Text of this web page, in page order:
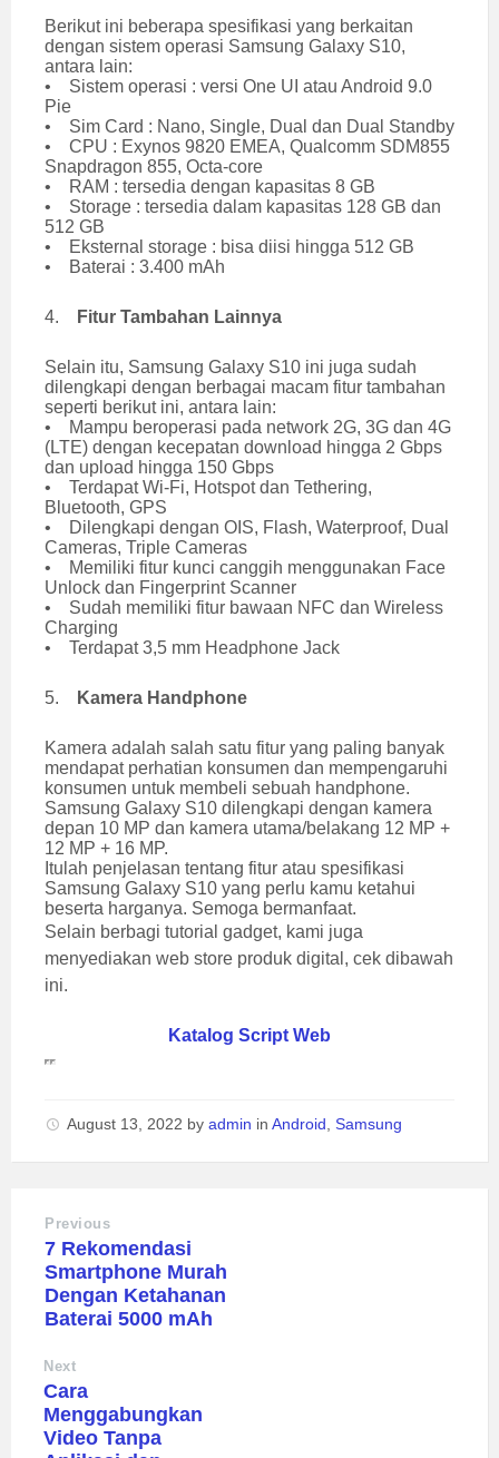
Berikut ini beberapa spesifikasi yang berkaitan
dengan sistem operasi Samsung Galaxy S10,
antara lain:
• Sistem operasi : versi One UI atau Android 9.0
Pie
• Sim Card : Nano, Single, Dual dan Dual Standby
• CPU : Exynos 9820 EMEA, Qualcomm SDM855
Snapdragon 855, Octa-core
• RAM : tersedia dengan kapasitas 8 GB
• Storage : tersedia dalam kapasitas 128 GB dan
512 GB
• Eksternal storage : bisa diisi hingga 512 GB
• Baterai : 3.400 mAh
4. Fitur Tambahan Lainnya
Selain itu, Samsung Galaxy S10 ini juga sudah
dilengkapi dengan berbagai macam fitur tambahan
seperti berikut ini, antara lain:
• Mampu beroperasi pada network 2G, 3G dan 4G
(LTE) dengan kecepatan download hingga 2 Gbps
dan upload hingga 150 Gbps
• Terdapat Wi-Fi, Hotspot dan Tethering,
Bluetooth, GPS
• Dilengkapi dengan OIS, Flash, Waterproof, Dual
Cameras, Triple Cameras
• Memiliki fitur kunci canggih menggunakan Face
Unlock dan Fingerprint Scanner
• Sudah memiliki fitur bawaan NFC dan Wireless
Charging
• Terdapat 3,5 mm Headphone Jack
5. Kamera Handphone
Kamera adalah salah satu fitur yang paling banyak
mendapat perhatian konsumen dan mempengaruhi
konsumen untuk membeli sebuah handphone.
Samsung Galaxy S10 dilengkapi dengan kamera
depan 10 MP dan kamera utama/belakang 12 MP +
12 MP + 16 MP.
Itulah penjelasan tentang fitur atau spesifikasi
Samsung Galaxy S10 yang perlu kamu ketahui
beserta harganya. Semoga bermanfaat.
Selain berbagi tutorial gadget, kami juga
menyediakan web store produk digital, cek dibawah
ini.
Katalog Script Web
August 13, 2022 by admin in Android Samsung
Previous
7 Rekomendasi
Smartphone Murah
Dengan Ketahanan
Baterai 5000 mAh
Next
Cara
Menggabungkan
Video Tanpa